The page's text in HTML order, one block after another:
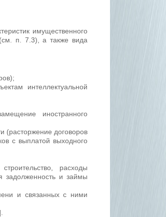
имущественного
(см. п. 7.3), а также вида
интеллектуальной
иностранного
(расторжение договоров
с выплатой выходного
расходы
задолженность и займы
и связанных с ними